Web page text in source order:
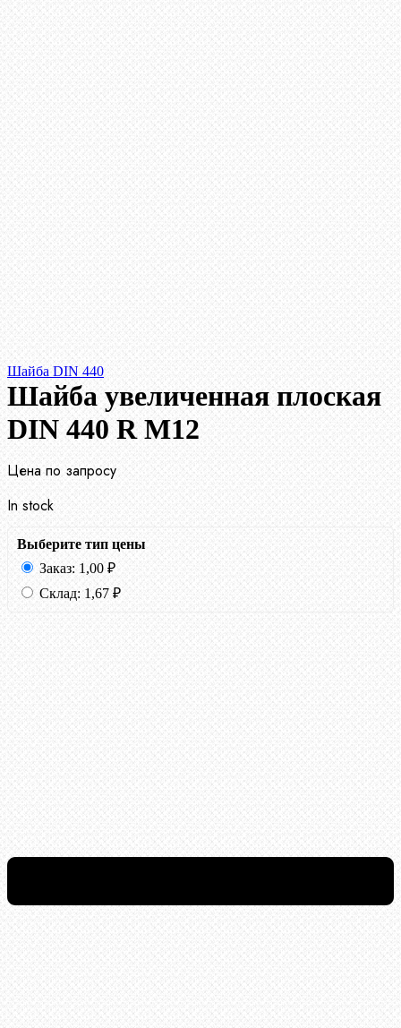
Шайба DIN 440
Шайба увеличенная плоская
DIN 440 R М12
Цена по запросу
In stock
Выберите тип цены
Заказ: 1,00 ₽
Склад: 1,67 ₽